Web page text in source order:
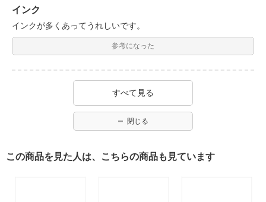
インク
インクが多くあってうれしいです。
参考になった
すべて見る
閉じる
この商品を見た人は、こちらの商品も見ています